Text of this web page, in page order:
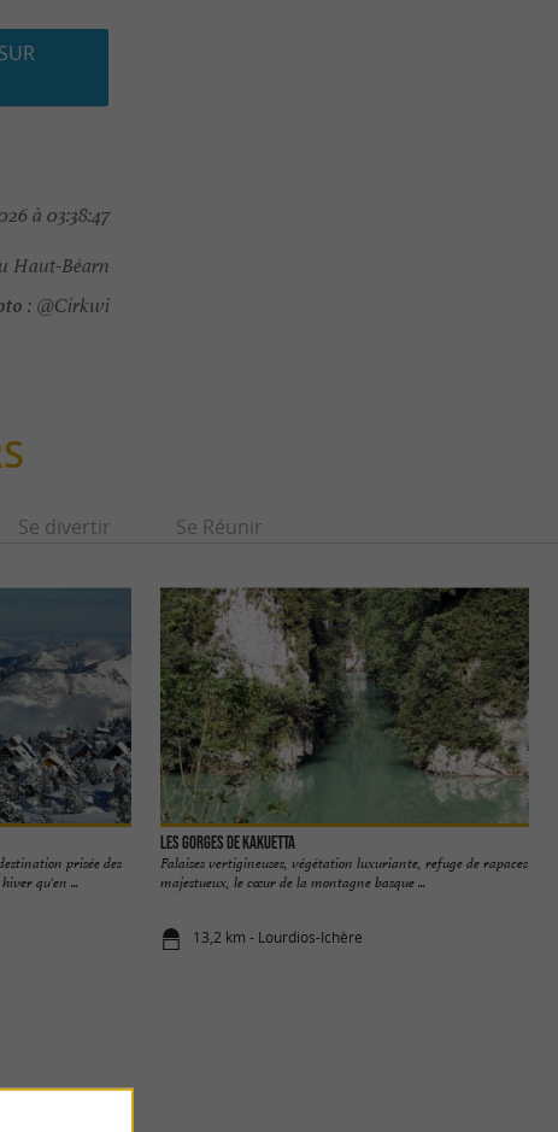
à 03:38:47
Haut-Béarn
: @Cirkwi
Se divertir Se Réunir
prisée des
qu'en ...
Les Gorges de Kakuetta
Falaises vertigineuses, végétation luxuriante, refuge de rapaces
majestueux, le cœur de la montagne basque ...
13,2 km - Lourdios-Ichère